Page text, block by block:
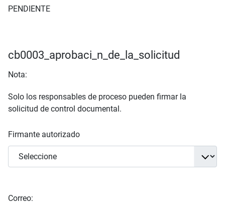
PENDIENTE
cb0003_aprobaci_n_de_la_solicitud
Nota:
Solo los responsables de proceso pueden firmar la
solicitud de control documental.
Firmante autorizado
Correo: